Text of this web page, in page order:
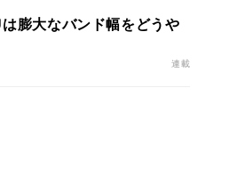
膨大なバンド幅をどうや
連載